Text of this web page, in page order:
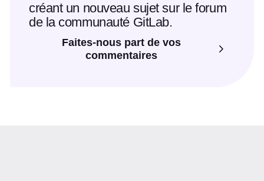
créant un nouveau sujet sur le forum
de la communauté GitLab.
Faites-nous part de vos
commentaires